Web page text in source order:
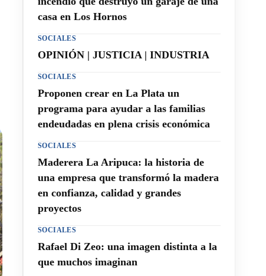
casa en Los Hornos
SOCIALES
OPINIÓN | JUSTICIA | INDUSTRIA
SOCIALES
Proponen crear en La Plata un
programa para ayudar a las familias
endeudadas en plena crisis económica
SOCIALES
Maderera La Aripuca: la historia de
una empresa que transformó la madera
en confianza, calidad y grandes
proyectos
SOCIALES
Rafael Di Zeo: una imagen distinta a la
que muchos imaginan